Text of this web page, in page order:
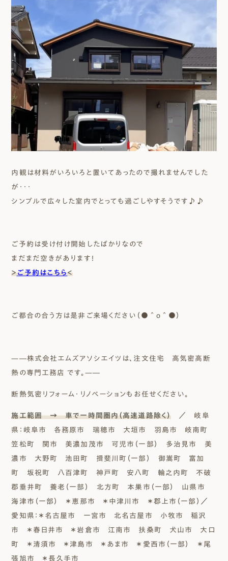
内観は材料がいろいろと置いてあったので撮れませんでした
が・・・
シンプルで広々した室内でとっても過ごしやすそうです♪♪
ご予約は受け付け開始したばかりなので
まだまだ空きがあります！
＞ご予約はこちら＜
ご都合の合う方は是非ご来場ください（●＾o＾●）
—―株式会社エムズアソシエイツは、注文住宅 高気密高断
熱の専門工務店 です。—―
断熱気密リフォーム・リノベーションもお任せください。
施工範囲 → 車で一時間圏内（高速道路除く） ／ 岐阜
県：岐阜市 各務原市 瑞穂市 大垣市 羽島市 岐南町
笠松町 関市 美濃加茂市 可児市（一部） 多治見市 美
濃市 大野町 池田町 揖斐川町（一部） 御嵩町 富加
町 坂祝町 八百津町 神戸町 安八町 輪之内町 不破
郡垂井町 養老（一部） 北方町 本巣市（一部） 山県市
海津市（一部） ＊恵那市 ＊中津川市 ＊郡上市（一部）／
愛知県：＊名古屋市 一宮市 北名古屋市 小牧市 稲沢
市 ＊春日井市 ＊岩倉市 江南市 扶桑町 犬山市 大口
町 ＊清須市 ＊津島市 ＊あま市 ＊愛西市（一部） ＊尾
張旭市 ＊長久手市